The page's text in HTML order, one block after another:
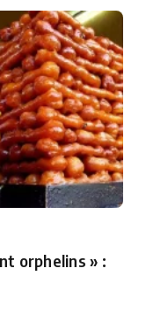
orphelins » :